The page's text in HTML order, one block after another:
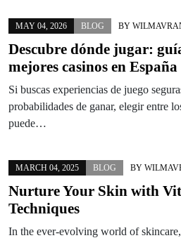
MAY 04, 2026 BLOG BY
Descubre dónde jugar:
mejores casinos en España
Si buscas experiencias de juego
probabilidades de ganar, elegir entre
puede…
MARCH 04, 2025 BLOG BY
Nurture Your Skin with
Techniques
In the ever-evolving world of